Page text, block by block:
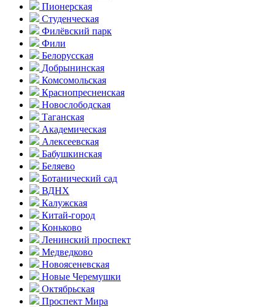
Пионерская
Студенческая
Филёвский парк
Фили
Белорусская
Добрынинская
Комсо­мольская
Краснопресненская
Новослободская
Таганская
Академическая
Алексеевская
Бабушкинская
Беляево
Ботанический сад
ВДНХ
Калужская
Китай-город
Коньково
Ленинский проспект
Медведково
Новоясе­невская
Новые Черемушки
Октябрьская
Проспект Мира